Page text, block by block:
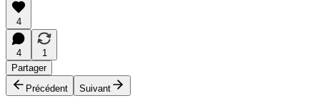
4
4
1
Partager
Précédent
Suivant